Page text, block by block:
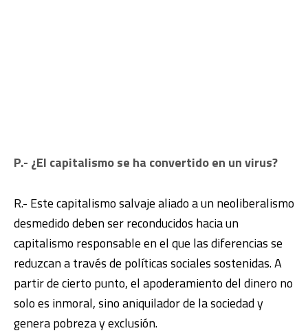
P.- ¿El capitalismo se ha convertido en un virus?
R.- Este capitalismo salvaje aliado a un neoliberalismo
desmedido deben ser reconducidos hacia un
capitalismo responsable en el que las diferencias se
reduzcan a través de políticas sociales sostenidas. A
partir de cierto punto, el apoderamiento del dinero no
solo es inmoral, sino aniquilador de la sociedad y
genera pobreza y exclusión.